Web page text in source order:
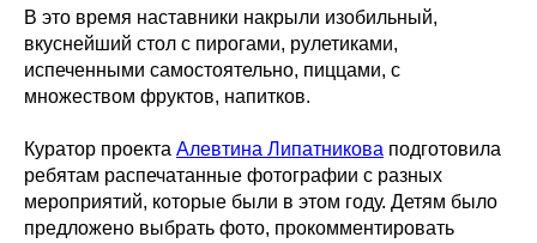
В это время наставники накрыли изобильный,
вкуснейший стол с пирогами, рулетиками,
испеченными самостоятельно, пиццами, с
множеством фруктов, напитков.
Куратор проекта Алевтина Липатникова подготовила
ребятам распечатанные фотографии с разных
мероприятий, которые были в этом году. Детям было
предложено выбрать фото, прокомментировать